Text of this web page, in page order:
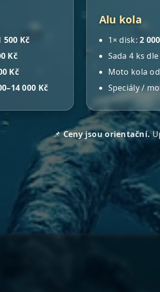
500 Kč
Kč
Kč
000 Kč
Alu kola
1× disk:2
Sada 4 ks
Moto kola
Speciály /
📌Ceny jsou orientační.